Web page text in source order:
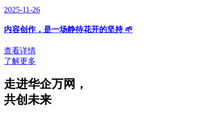
2025-11-26
内容创作，是一场静待花开的坚持 🌱
查看详情
了解更多
走进华企万网 ，
共创未来